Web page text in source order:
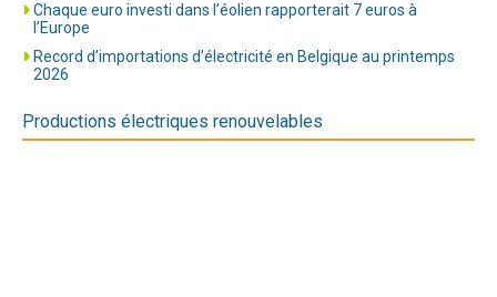
Chaque euro investi dans l’éolien rapporterait 7 euros à
l’Europe
Record d’importations d’électricité en Belgique au printemps
2026
Productions électriques renouvelables